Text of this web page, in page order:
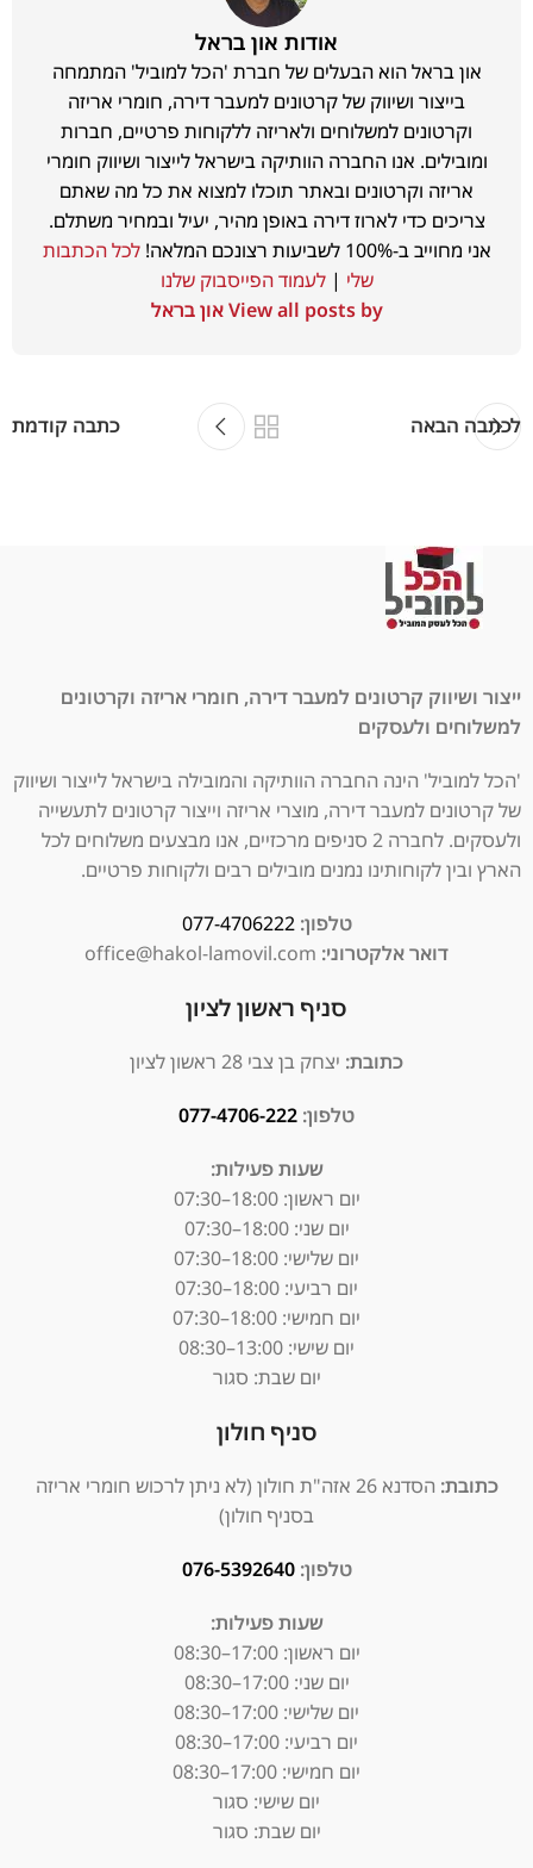
אודות און בראל
און בראל הוא הבעלים של חברת 'הכל למוביל' המתמחה
בייצור ושיווק של קרטונים למעבר דירה, חומרי אריזה
וקרטונים למשלוחים ולאריזה ללקוחות פרטיים, חברות
ומובילים. אנו החברה הוותיקה בישראל לייצור ושיווק חומרי
אריזה וקרטונים ובאתר תוכלו למצוא את כל מה שאתם
צריכים כדי לארוז דירה באופן מהיר, יעיל ובמחיר משתלם.
אני מחוייב ב-100% לשביעות רצונכם המלאה!
לכל הכתבות
שלי |לעמוד הפייסבוק שלנו
View all posts by און בראל
לכתבה הבאה כתבה קודמת
ייצור ושיווק קרטונים למעבר דירה, חומרי אריזה וקרטונים
למשלוחים ולעסקים
'הכל למוביל' הינה החברה הוותיקה והמובילה בישראל לייצור ושיווק
של קרטונים למעבר דירה, מוצרי אריזה וייצור קרטונים לתעשייה
ולעסקים. לחברה 2 סניפים מרכזיים, אנו מבצעים משלוחים לכל
הארץ ובין לקוחותינו נמנים מובילים רבים ולקוחות פרטיים.
טלפון: 077-4706222
דואר אלקטרוני:
סניף ראשון לציון
כתובת: יצחק בן צבי 28 ראשון לציון
טלפון: 077-4706-222
שעות פעילות:
יום ראשון:18:00–07:30
יום שני: 18:00–07:30
יום שלישי: 18:00–07:30
יום רביעי: 18:00–07:30
יום חמישי: 18:00–07:30
יום שישי: 13:00–08:30
יום שבת: סגור
סניף חולון
כתובת:
הסדנא 26 אזה"ת חולון (לא ניתן לרכוש חומרי אריזה
בסניף חולון)
טלפון: 076-5392640
שעות פעילות:
יום ראשון: 17:00–08:30
יום שני: 17:00–08:30
יום שלישי: 17:00–08:30
יום רביעי: 17:00–08:30
יום חמישי: 17:00–08:30
יום שישי: סגור
יום שבת: סגור